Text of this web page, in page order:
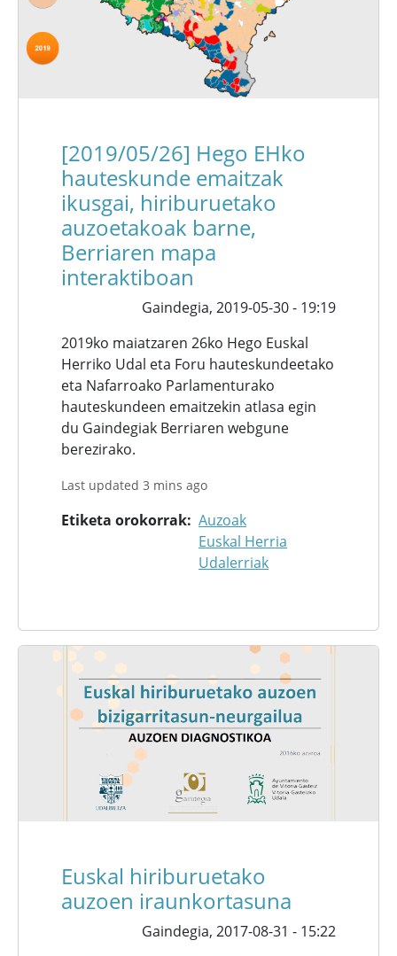
[2019/05/26] Hego EHko
hauteskunde emaitzak
ikusgai, hiriburuetako
auzoetakoak barne,
Berriaren mapa
interaktiboan
Gaindegia, 2019-05-30 - 19:19
2019ko maiatzaren 26ko Hego Euskal
Herriko Udal eta Foru hauteskundeetako
eta Nafarroako Parlamenturako
hauteskundeen emaitzekin atlasa egin
du Gaindegiak Berriaren webgune
berezirako.
Last updated 3 mins ago
Etiketa orokorrak Auzoak
Euskal Herria
Udalerriak
Euskal hiriburuetako
auzoen iraunkortasuna
Gaindegia, 2017-08-31 - 15:22